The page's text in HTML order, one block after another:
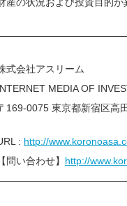
産の状況および投資目的が
式会社アスリーム
MEDIA OF
169-0075 東京都新宿区高
: http://
【問い合わせ】 http://